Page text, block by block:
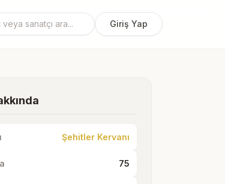
Giriş Yap
Şehitler Kervanı
75